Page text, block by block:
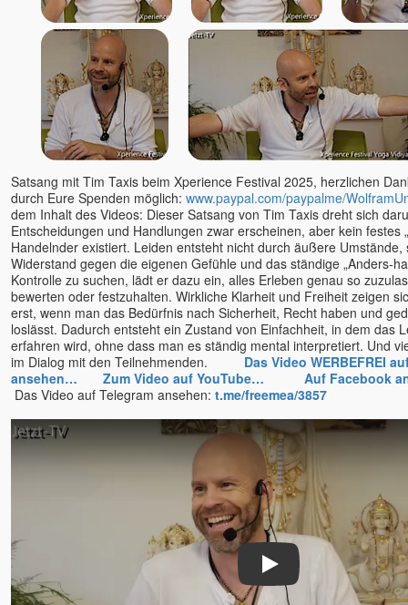
Sri Vast
Stefan Hiene
Steffen Lohrer
Subhash
Suprya Gina
Svagat u. Yatro
Sven Sein
Tara Bondi
Teresa-Maria Sura
Thomas Herz
Thomas Karow
Thomas Mariam Sura u.
Teresa Sura
Tim Taxis
Tobias
Tony Parsons
Tony Samara
Torsten & Padma
Tyohar
Venu (Marie)
Satsang mit Tim Taxis beim Xperience Festival 2025, herzlichen
durch Eure Spenden möglich: www.paypal.com/paypalme/
dem Inhalt des Videos: Dieser Satsang von Tim Taxis dreht sich
Entscheidungen und Handlungen zwar erscheinen, aber kein festes
Handelnder existiert. Leiden entsteht nicht durch äußere
Widerstand gegen die eigenen Gefühle und das ständige „Anders-
Kontrolle zu suchen, lädt er dazu ein, alles Erleben genau so
bewerten oder festzuhalten. Wirkliche Klarheit und Freiheit zeigen
erst, wenn man das Bedürfnis nach Sicherheit, Recht haben und
loslässt. Dadurch entsteht ein Zustand von Einfachheit, in dem das
erfahren wird, ohne dass man es ständig mental interpretiert. Und
im Dialog mit den Teilnehmenden. Das Video WERBEFREI
ansehen…
Zum Video auf YouTube…
Auf Facebook
Das Video auf Telegram ansehen: t.me/freemea/3857
Play